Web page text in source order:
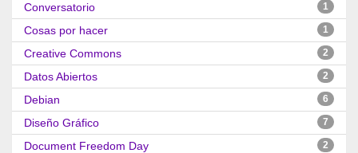
Conversatorio 1
Cosas por hacer 1
Creative Commons 2
Datos Abiertos 2
Debian 6
Diseño Gráfico 7
Document Freedom Day 2